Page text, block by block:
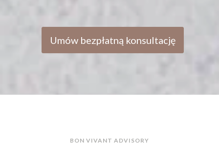
Umów bezpłatną konsultację
BON VIVANT ADVISORY